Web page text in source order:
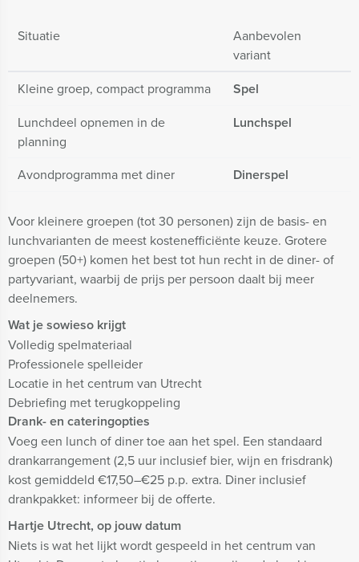
Situatie
Aanbevolen
variant
Kleine groep, compact programma
Spel
Lunchdeel opnemen in de
planning
Lunchspel
Avondprogramma met diner Dinerspel
Voor kleinere groepen (tot 30 personen) zijn de basis- en
lunchvarianten de meest kostenefficiënte keuze. Grotere
groepen (50+) komen het best tot hun recht in de diner- of
partyvariant, waarbij de prijs per persoon daalt bij meer
deelnemers.
Wat je sowieso krijgt
Volledig spelmateriaal
Professionele spelleider
Locatie in het centrum van Utrecht
Debriefing met terugkoppeling
Drank- en cateringopties
Voeg een lunch of diner toe aan het spel. Een standaard
drankarrangement (2,5 uur inclusief bier, wijn en frisdrank)
kost gemiddeld €17,50–€25 p.p. extra. Diner inclusief
drankpakket: informeer bij de offerte.
Hartje Utrecht, op jouw datum
Niets is wat het lijkt wordt gespeeld in het centrum van